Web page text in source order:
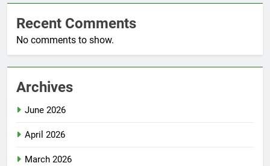
Recent Comments
No comments to show.
Archives
June 2026
April 2026
March 2026